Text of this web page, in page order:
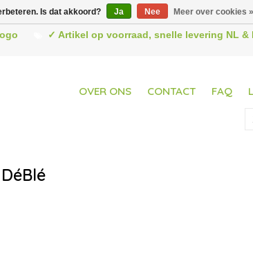
✓ Artikel op voorraad, snelle levering NL &
OVER ONS CONTACT FAQ
Is dat akkoord? Ja Nee Meer over cookies »